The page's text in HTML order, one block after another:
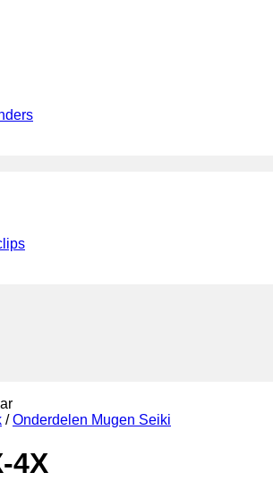
/ Onderdelen Mugen Seiki
4X